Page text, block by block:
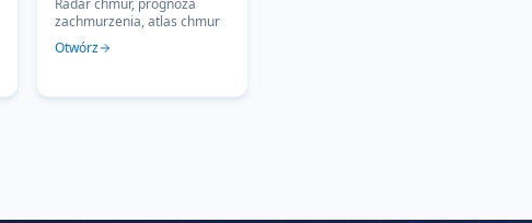
Radar chmur, prognoza
zachmurzenia, atlas chmur
Otwórz